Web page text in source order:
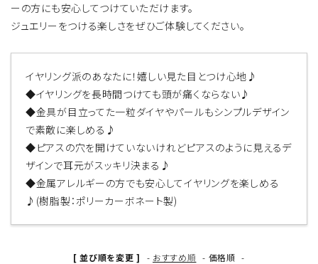
ーの方にも安心してつけていただけます。
ジュエリーをつける楽しさをぜひご体験してください。
イヤリング派のあなたに！嬉しい見た目とつけ心地♪
◆イヤリングを長時間つけても頭が痛くならない♪
◆金具が目立ってた一粒ダイヤやパールもシンプルデザイン
で素敵に楽しめる♪
◆ピアスの穴を開けていないけれどピアスのように見えるデ
ザインで耳元がスッキリ決まる♪
◆金属アレルギーの方でも安心してイヤリングを楽しめる
♪(樹脂製：ポリーカーボネート製)
[ 並び順を変更 ] - おすすめ順 - 価格順 -